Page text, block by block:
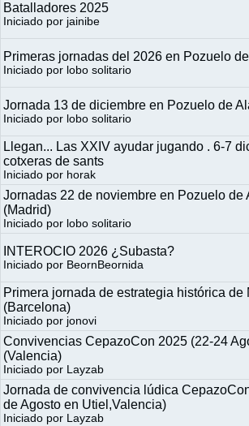
Batalladores 2025
Iniciado por jainibe
Primeras jornadas del 2026 en Pozuelo
Iniciado por lobo solitario
Jornada 13 de diciembre en Pozuelo de
Iniciado por lobo solitario
Llegan... Las XXIV ayudar jugando . 6-7
cotxeras de sants
Iniciado por horak
Jornadas 22 de noviembre en Pozuelo de
(Madrid)
Iniciado por lobo solitario
INTEROCIO 2026 ¿Subasta?
Iniciado por BeornBeornida
Primera jornada de estrategia histórica de
(Barcelona)
Iniciado por jonovi
Convivencias CepazoCon 2025 (22-24
(Valencia)
Iniciado por Layzab
Jornada de convivencia lúdica
de Agosto en Utiel,Valencia)
Iniciado por Layzab